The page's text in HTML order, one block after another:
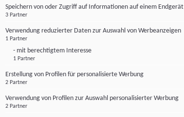
Speichern von oder Zugriff auf Informationen auf einem Endgerät
3 Partner
Verwendung reduzierter Daten zur Auswahl von Werbeanzeigen
1 Partner
- mit berechtigtem Interesse
1 Partner
Erstellung von Profilen für personalisierte Werbung
2 Partner
Verwendung von Profilen zur Auswahl personalisierter Werbung
2 Partner